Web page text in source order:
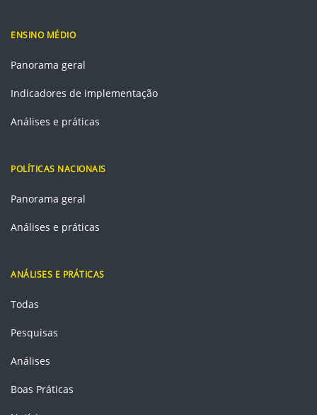
ENSINO MÉDIO
Panorama geral
Indicadores de implementação
Análises e práticas
POLÍTICAS NACIONAIS
Panorama geral
Análises e práticas
ANÁLISES E PRÁTICAS
Todas
Pesquisas
Análises
Boas Práticas